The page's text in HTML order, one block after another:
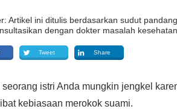
Artikel ini ditulis berdasarkan sudut
dengan dokter masalah
Tweet Share
istri Anda mungkin jengkel
kebiasaan merokok suami.